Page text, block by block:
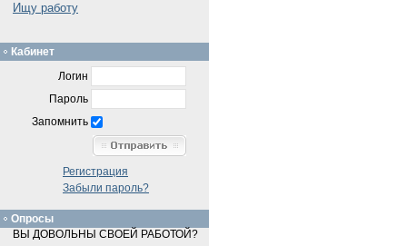
Ищу работу
Кабинет
Логин
Пароль
Запомнить
Регистрация
Забыли пароль?
Опросы
ВЫ ДОВОЛЬНЫ СВОЕЙ РАБОТОЙ?